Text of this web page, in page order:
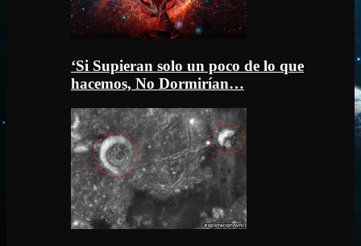
‘Si Supieran solo un poco de lo que
hacemos, No Dormirían…